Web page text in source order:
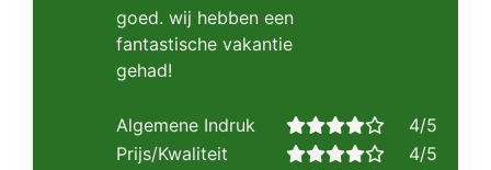
goed. wij hebben een
fantastische vakantie
gehad!
Algemene Indruk
4/5
Prijs/Kwaliteit
4/5